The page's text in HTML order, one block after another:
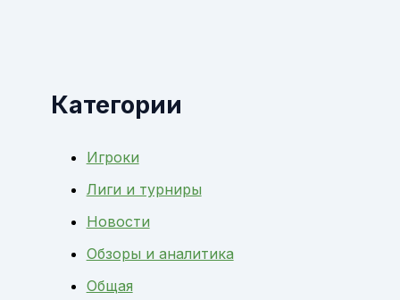
Категории
Игроки
Лиги и турниры
Новости
Обзоры и аналитика
Общая